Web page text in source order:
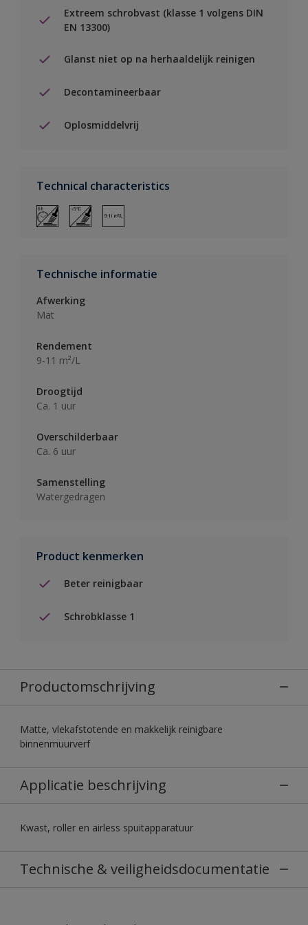
Extreem schrobvast (klasse 1 volgens DIN
EN 13300)
Glanst niet op na herhaaldelijk reinigen
Decontamineerbaar
Oplosmiddelvrij
Technical characteristics
Technische informatie
Afwerking
Mat
Rendement
9-11 m²/L
Droogtijd
Ca. 1 uur
Overschilderbaar
Ca. 6 uur
Samenstelling
Watergedragen
Product kenmerken
Beter reinigbaar
Schrobklasse 1
Productomschrijving
Matte, vlekafstotende en makkelijk reinigbare
binnenmuurverf
Applicatie beschrijving
Kwast, roller en airless spuitapparatuur
Technische & veiligheidsdocumentatie